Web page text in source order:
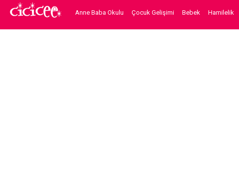
Anne Baba Okulu Çocuk Gelişimi Bebek Hamilelik